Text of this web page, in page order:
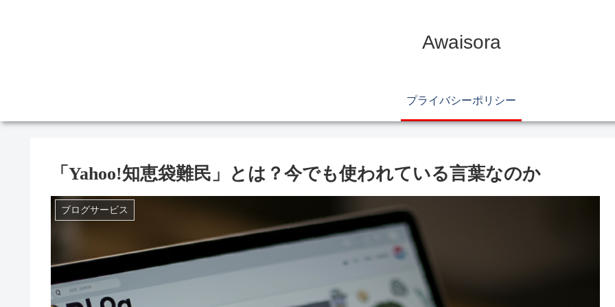
Awaisora
プライバシーポリシー
「Yahoo!知恵袋難民」とは？今でも使われている言葉なのか
ブログサービス